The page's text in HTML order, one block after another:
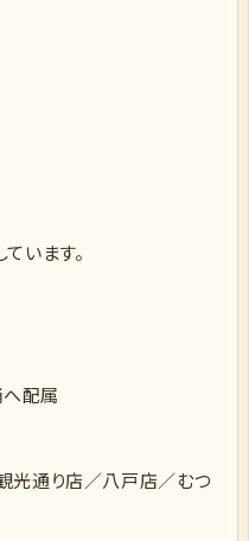
います。
配属
光通り店／八戸店／むつ